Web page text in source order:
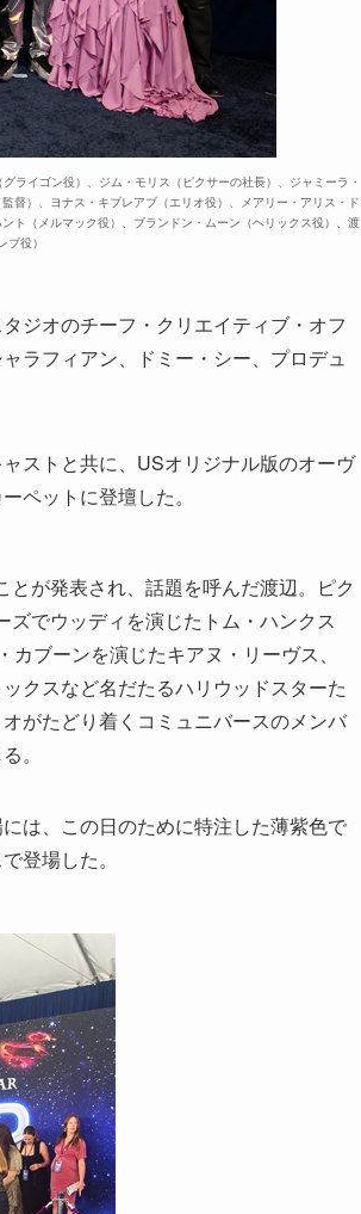
ライゴン役）、ジム・モリス（ピクサーの社長）、
ジャミーラ・
督）、ヨナス・キブレアブ（エリオ役）、メアリー・アリス・ド
ト（メルマック役）、 ブランドン・ムーン（ヘリックス役）、渡
役）
ジオのチーフ・クリエイティブ・オフ
ラフィアン、ドミー・シー、プロデュ
ストと共に、USオリジナル版のオーヴ
ペットに登壇した。
が発表され、話題を呼んだ渡辺。ピク
でウッディを演じたトム・ハンクス
ブーンを演じたキアヌ・リーヴス、
クスなど名だたるハリウッドスターた
がたどり着くコミュニバースのメンバ
。
は、この日のために特注した薄紫色で
登場した。